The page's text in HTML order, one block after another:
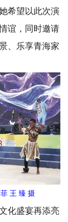
希望以此次演
谊，同时邀请
、乐享青海家
王 臻 摄
化盛宴再添亮